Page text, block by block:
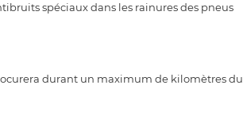
spéciaux dans les rainures des pneus
durant un maximum de kilomètres du